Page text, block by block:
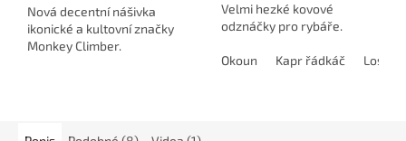
Nová decentní nášivka
ikonické a kultovní značky
Monkey Climber.
Velmi hezké kovové
odznáčky pro rybáře.
Okoun Kapr řádkáč Losos